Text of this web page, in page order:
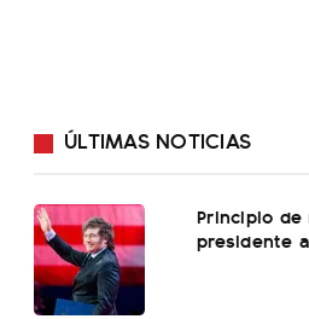
ÚLTIMAS NOTICIAS
Principio de
presidente